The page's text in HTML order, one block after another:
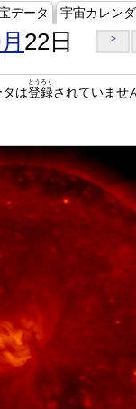
データ 宇宙カレン
22日 >
は登録
とうろく
されていませ